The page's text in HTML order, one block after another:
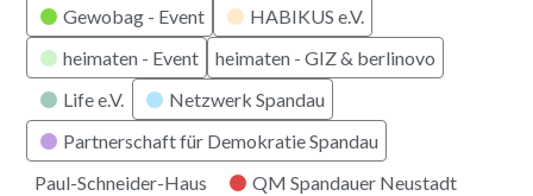
Gewobag - Event
HABIKUS e.V.
heimaten - Event
heimaten - GIZ & berlinovo
Life e.V.
Netzwerk Spandau
Partnerschaft für Demokratie Spandau
Paul-Schneider-Haus
QM Spandauer Neustadt